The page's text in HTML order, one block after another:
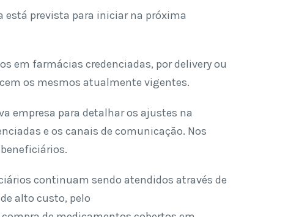
está prevista para iniciar na próxima
em farmácias credenciadas, por delivery ou
os mesmos atualmente vigentes.
empresa para detalhar os ajustes na
e os canais de comunicação. Nos
continuam sendo atendidos através de
alto custo, pelo